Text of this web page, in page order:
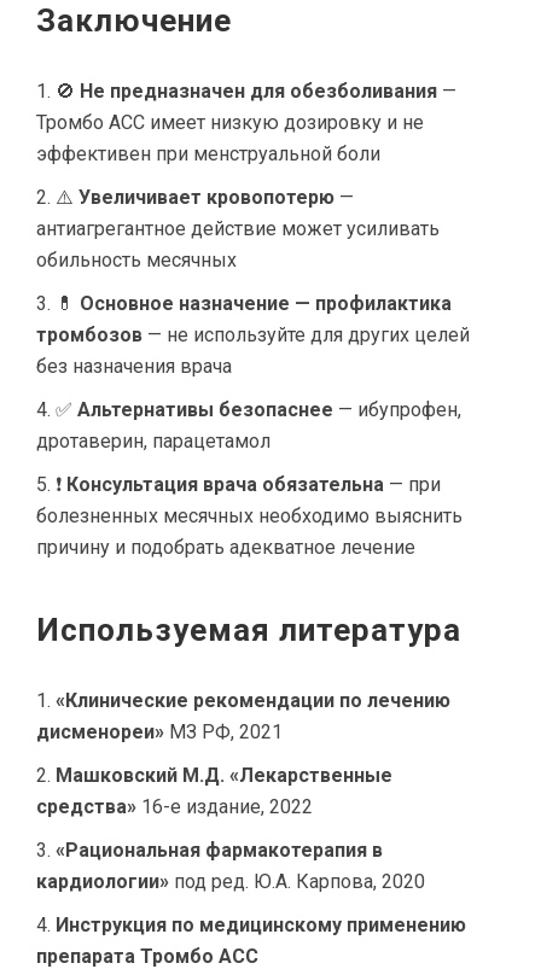
Заключение
🚫 Не предназначен для обезболивания —
Тромбо АСС имеет низкую дозировку и не
эффективен при менструальной боли
⚠️ Увеличивает кровопотерю —
антиагрегантное действие может усиливать
обильность месячных
💊 Основное назначение — профилактика
тромбозов — не используйте для других целей
без назначения врача
✅ Альтернативы безопаснее — ибупрофен,
дротаверин, парацетамол
❗ Консультация врача обязательна — при
болезненных месячных необходимо выяснить
причину и подобрать адекватное лечение
Используемая литература
«Клинические рекомендации по лечению
дисменореи» МЗ РФ, 2021
Машковский М.Д. «Лекарственные
средства» 16-е издание, 2022
«Рациональная фармакотерапия в
кардиологии» под ред. Ю.А. Карпова, 2020
Инструкция по медицинскому применению
препарата Тромбо АСС